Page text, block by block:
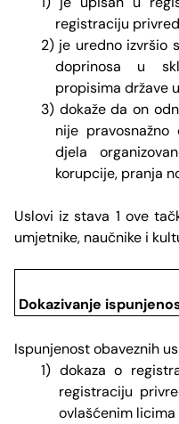
registraciju
2) je uredno izvršio
doprinosa u
propisima države
3) dokaže da on
nije
djela
korupcije, pranja
Uslovi iz stava 1 ove
umjetnike, naučnike i
Dokazivanje
Ispunjenost obaveznih
1) dokaza o
registraciju
ovlašćenim